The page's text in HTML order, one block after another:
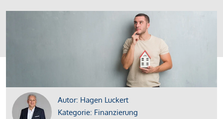
Autor: Hagen Luckert
Kategorie: Finanzierung